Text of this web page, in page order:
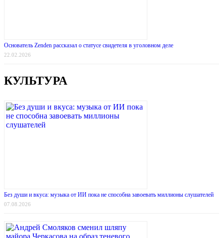
Основатель Zenden рассказал о статусе свидетеля в уголовном деле
22.02.2026
КУЛЬТУРА
Без души и вкуса: музыка от ИИ пока не способна завоевать миллионы слушателей
07.08.2026